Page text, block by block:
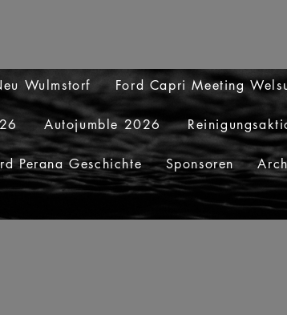
Wulmstorf Ford Capri Meeting
Autojumble 2026
Perana Geschichte Sponsoren